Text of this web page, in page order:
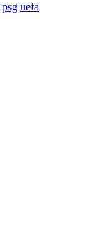
psg uefa